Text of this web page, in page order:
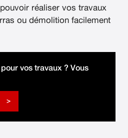
réaliser vos travaux
ou démolition facilement
vos travaux ? Vous